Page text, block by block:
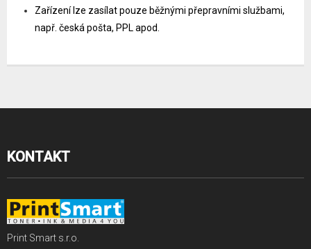
Zařízení lze zasílat pouze běžnými přepravními službami,
např. česká pošta, PPL apod.
KONTAKT
Print Smart s.r.o.